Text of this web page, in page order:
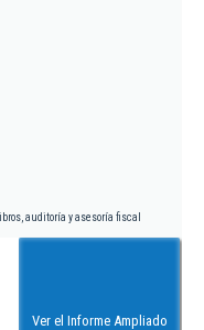
auditoría y asesoría fiscal
Ver el Informe Ampliado